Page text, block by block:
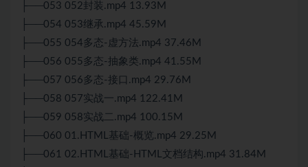
├──053 052封装.mp4 13.93M
├──054 053继承.mp4 45.59M
├──055 054多态-虚方法.mp4 37.46M
├──056 055多态-抽象类.mp4 41.55M
├──057 056多态-接口.mp4 29.76M
├──058 057实战一.mp4 122.41M
├──059 058实战二.mp4 100.15M
├──060 01.HTML基础-概览.mp4 29.25M
├──061 02.HTML基础-HTML文档结构.mp4 31.84M